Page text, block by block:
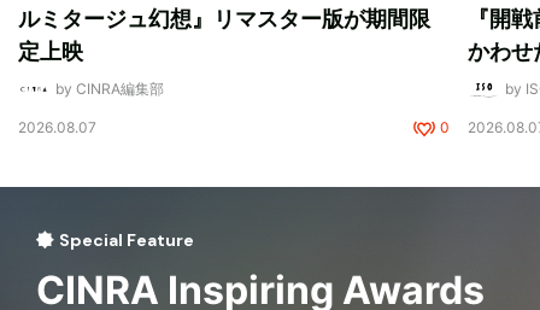
ルミタージュ幻想』リマスター版が期間限
定上映
by CINRA編集部
2026.08.07 0
『開
かわせ
by
Special Feature
CINRA Inspiring Awards